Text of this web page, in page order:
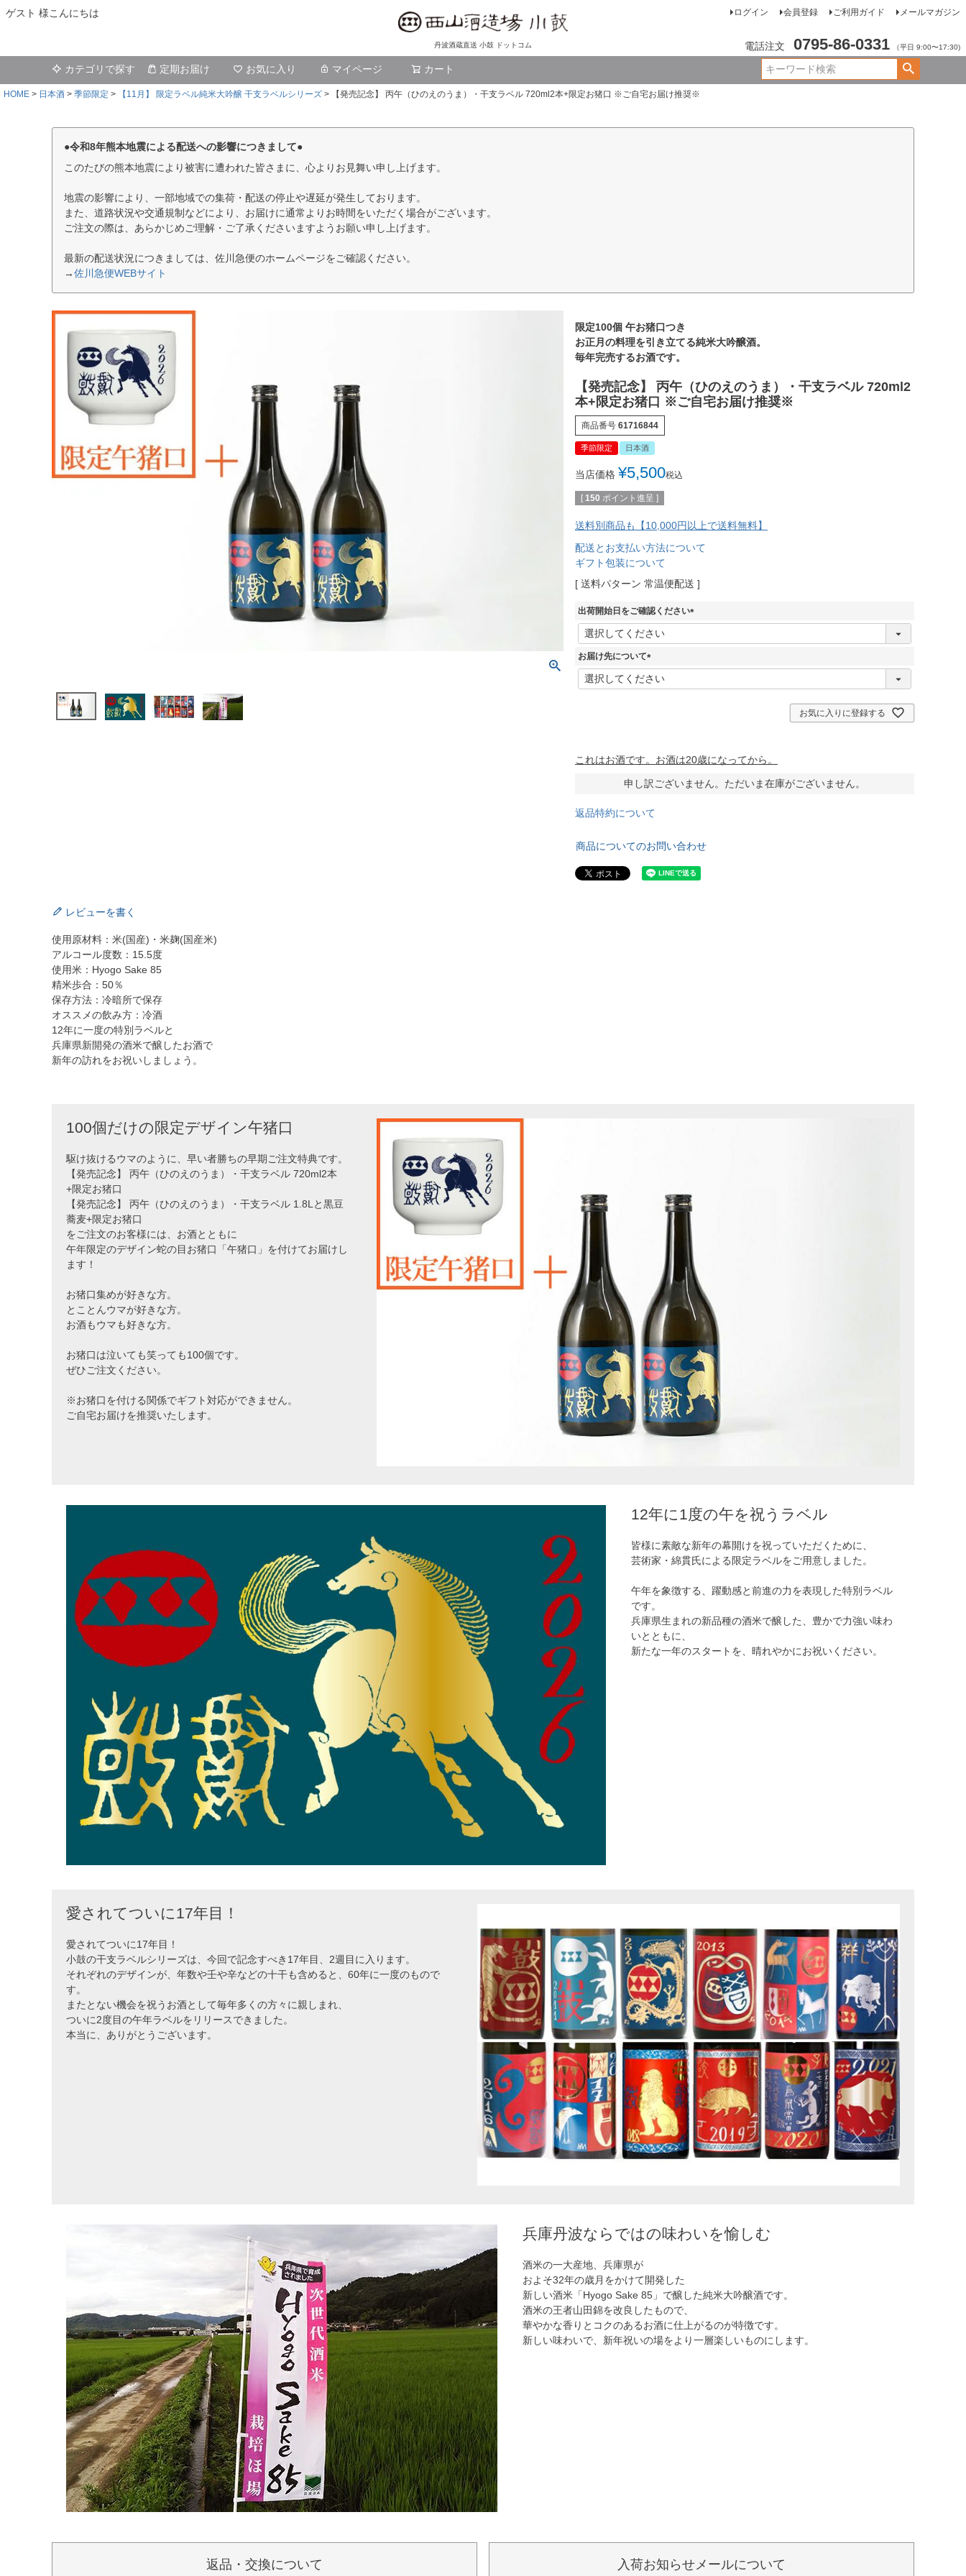
ゲスト 様こんにちは
丹波酒蔵直送 小鼓 ドットコム
ログイン 会員登録 ご利用ガイド メールマガジン
電話注文 0795-86-0331 （平日 9:00〜17:30)
カテゴリで探す 定期お届け お気に入り マイページ カート
HOME 日本酒 季節限定 【11月】 限定ラベル純米大吟醸 干支ラベルシリーズ 【発売記念】 丙午（ひのえのうま）・干支ラベル 720ml2本+限定お猪口 ※ご自宅お届け推奨※
●令和8年熊本地震による配送への影響につきまして●
このたびの熊本地震により被害に遭われた皆さまに、心よりお見舞い申し上げます。
地震の影響により、一部地域での集荷・配送の停止や遅延が発生しております。
また、道路状況や交通規制などにより、お届けに通常よりお時間をいただく場合がございます。
ご注文の際は、あらかじめご理解・ご了承くださいますようお願い申し上げます。
最新の配送状況につきましては、佐川急便のホームページをご確認ください。
→佐川急便WEBサイト
限定100個 午お猪口つき
お正月の料理を引き立てる純米大吟醸酒。
毎年完売するお酒です。
【発売記念】 丙午（ひのえのうま）・干支ラベル 720ml2
本+限定お猪口 ※ご自宅お届け推奨※
商品番号 61716844
季節限定 日本酒
当店価格 ¥5,500税込
[ 150 ポイント進呈 ]
送料別商品も【10,000円以上で送料無料】
配送とお支払い方法について
ギフト包装について
送料パターン 常温便配送
出荷開始日をご確認ください
(
お届け先について
(
必
お気に入りに登録する
これはお酒です。お酒は20歳になってから。
申し訳ございません。ただいま在庫がございません。
返品特約について
商品についてのお問い合わせ
レビューを書く
使用原材料：米(国産)・米麹(国産米)
アルコール度数：15.5度
使用米：Hyogo Sake 85
精米歩合：50％
保存方法：冷暗所で保存
オススメの飲み方：冷酒
12年に一度の特別ラベルと
兵庫県新開発の酒米で醸したお酒で
新年の訪れをお祝いしましょう。
100個だけの限定デザイン午猪口
駆け抜けるウマのように、早い者勝ちの早期ご注文特典です。
【発売記念】 丙午（ひのえのうま）・干支ラベル 720ml2本
+限定お猪口
【発売記念】 丙午（ひのえのうま）・干支ラベル 1.8Lと黒豆
蕎麦+限定お猪口
をご注文のお客様には、お酒とともに
午年限定のデザイン蛇の目お猪口「午猪口」を付けてお届けし
ます！
お猪口集めが好きな方。
とことんウマが好きな方。
お酒もウマも好きな方。
お猪口は泣いても笑っても100個です。
ぜひご注文ください。
※お猪口を付ける関係でギフト対応ができません。
ご自宅お届けを推奨いたします。
12年に1度の午を祝うラベル
皆様に素敵な新年の幕開けを祝っていただくために、
芸術家・綿貫氏による限定ラベルをご用意しました。
午年を象徴する、躍動感と前進の力を表現した特別ラベル
です。
兵庫県生まれの新品種の酒米で醸した、豊かで力強い味わ
いとともに、
新たな一年のスタートを、晴れやかにお祝いください。
愛されてついに17年目！
愛されてついに17年目！
小鼓の干支ラベルシリーズは、今回で記念すべき17年目、2週目に入ります。
それぞれのデザインが、年数や壬や辛などの十干も含めると、60年に一度のもので
す。
またとない機会を祝うお酒として毎年多くの方々に親しまれ、
ついに2度目の午年ラベルをリリースできました。
本当に、ありがとうございます。
兵庫丹波ならではの味わいを愉しむ
酒米の一大産地、兵庫県が
およそ32年の歳月をかけて開発した
新しい酒米「Hyogo Sake 85」で醸した純米大吟醸酒です。
酒米の王者山田錦を改良したもので、
華やかな香りとコクのあるお酒に仕上がるのが特徴です。
新しい味わいで、新年祝いの場をより一層楽しいものにします。
返品・交換について 入荷お知らせメールについて